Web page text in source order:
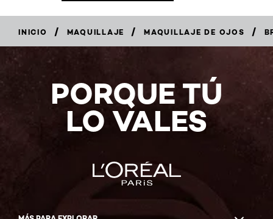
INICIO / MAQUILLAJE / MAQUILLAJE DE OJOS /
PORQUE TÚ
LO VALES